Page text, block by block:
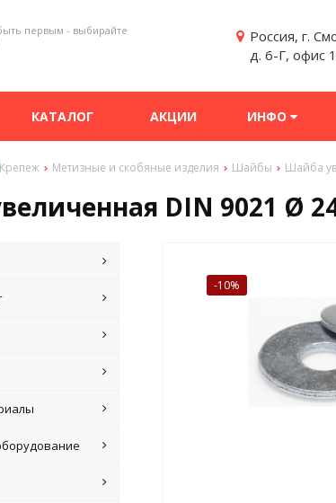
первым - выбирайте
Россия, г.
д. 6-Г, офис
КАТАЛОГ АКЦИИ ИНФО
Крепеж Метизные и скобяные изделия Шайбы Шайба
DIN 9021 Ø
-10%